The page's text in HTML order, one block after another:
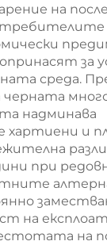
на
за
среда.
надминава
и
при
на
на